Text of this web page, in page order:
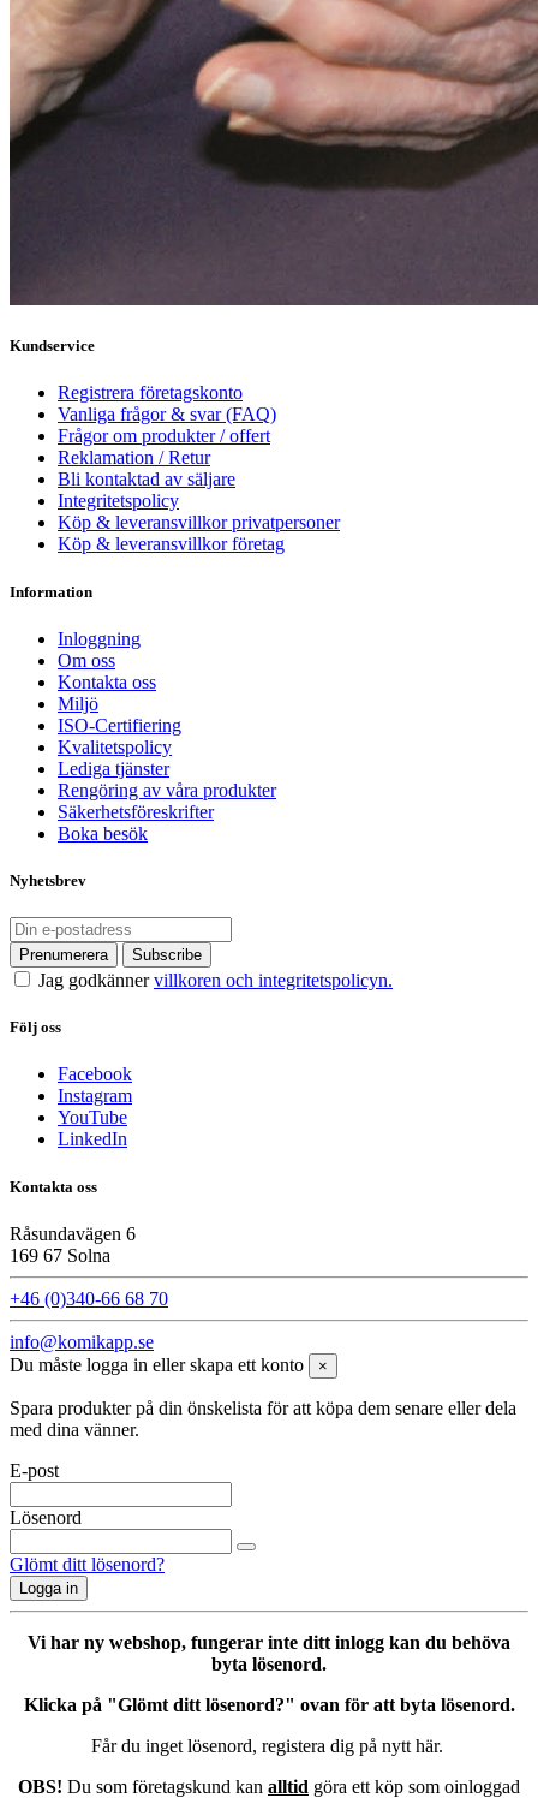
Kundservice
Registrera företagskonto
Vanliga frågor & svar (FAQ)
Frågor om produkter / offert
Reklamation / Retur
Bli kontaktad av säljare
Integritetspolicy
Köp & leveransvillkor privatpersoner
Köp & leveransvillkor företag
Information
Inloggning
Om oss
Kontakta oss
Miljö
ISO-Certifiering
Kvalitetspolicy
Lediga tjänster
Rengöring av våra produkter
Säkerhetsföreskrifter
Boka besök
Nyhetsbrev
Jag godkännervillkoren och integritetspolicyn.
Följ oss
Facebook
Instagram
YouTube
LinkedIn
Kontakta oss
Råsundavägen 6
169 67 Solna
+46 (0)340-66 68 70
info@komikapp.se
Du måste logga in eller skapa ett konto
×
Spara produkter på din önskelista för att köpa dem senare eller dela
med dina vänner.
E-post
Lösenord
Glömt ditt lösenord?
Logga in
Vi har ny webshop, fungerar inte ditt inlogg kan du behöva
byta lösenord.
Klicka på "Glömt ditt lösenord?" ovan för att byta lösenord.
Får du inget lösenord, registera dig på nytt här.
OBS! Du som företagskund kan alltid göra ett köp som oinloggad